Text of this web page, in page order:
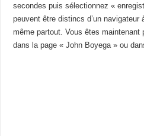
secondes puis sélectionnez «
peuvent être distincs d’un navigateur
même partout. Vous êtes maintenant
dans la page « John Boyega » ou